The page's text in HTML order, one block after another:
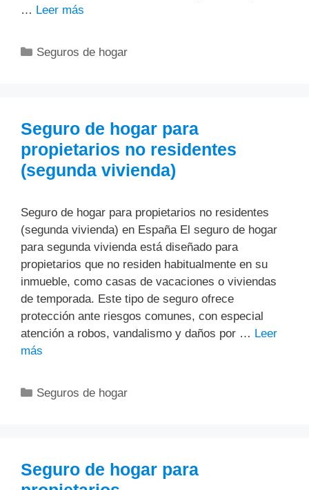
… Leer más
Categorías
Seguros de hogar
Seguro de hogar para
propietarios no residentes
(segunda vivienda)
Seguro de hogar para propietarios no residentes
(segunda vivienda) en España El seguro de hogar
para segunda vivienda está diseñado para
propietarios que no residen habitualmente en su
inmueble, como casas de vacaciones o viviendas
de temporada. Este tipo de seguro ofrece
protección ante riesgos comunes, con especial
atención a robos, vandalismo y daños por … Leer
más
Categorías
Seguros de hogar
Seguro de hogar para